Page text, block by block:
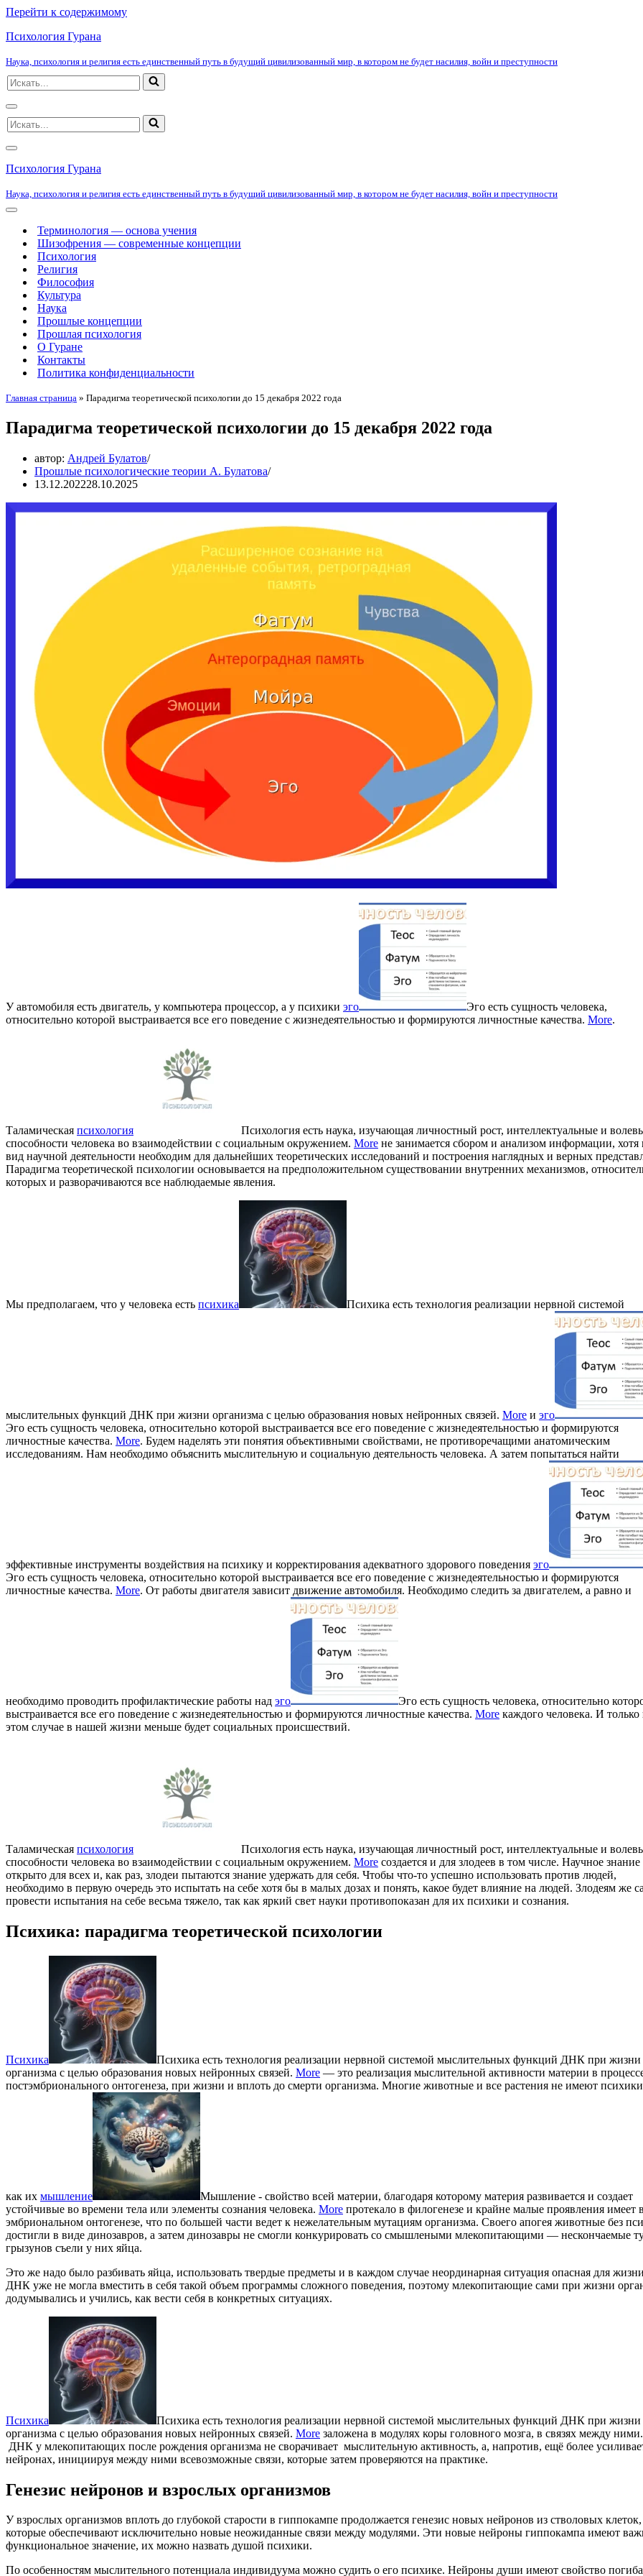
Перейти к содержимому
Психология Гурана
Наука, психология и религия есть единственный путь в будущий цивилизованный мир, в котором не будет насилия, войн и преступности
Искать...
Меню
навигации
Искать...
Меню
навигации
Психология Гурана
Наука, психология и религия есть единственный путь в будущий цивилизованный мир, в котором не будет насилия, войн и преступности
Меню
навигацииТерминология — основа учения
Шизофрения — современные концепции
Психология
Религия
Философия
Культура
Наука
Прошлые концепции
Прошлая психология
О Гуране
Контакты
Политика конфиденциальности
Главная страница » Парадигма теоретической психологии до 15 декабря 2022 года
Парадигма теоретической психологии до 15 декабря 2022 года
автор: Андрей Булатов
Прошлые психологические теории А. Булатова
13.12.202228.10.2025
У автомобиля есть двигатель, у компьютера процессор, а у психики эго
Эго есть сущность человека,
относительно которой выстраивается все его поведение с жизнедеятельностью и формируются личностные качества. More.
Таламическая психология
Психология есть наука, изучающая личностный рост, интеллектуальные и
способности человека во взаимодействии с социальным окружением. More не занимается сбором и анализом информации, хотя
вид научной деятельности необходим для дальнейших теоретических исследований и построения наглядных и верных
Парадигма теоретической психологии основывается на предположительном существовании внутренних механизмов,
которых и разворачиваются все наблюдаемые явления.
Мы предполагаем, что у человека есть психика Психика есть технология реализации нервной системой
мыслительных функций ДНК при жизни организма с целью образования новых нейронных связей. More и эго
Эго есть сущность человека, относительно которой выстраивается все его поведение с жизнедеятельностью и формируются
личностные качества. More. Будем наделять эти понятия объективными свойствами, не противоречащими анатомическим
исследованиям. Нам необходимо объяснить мыслительную и социальную деятельность человека. А затем попытаться найти
эффективные инструменты воздействия на психику и корректирования адекватного здорового поведения эго
Эго есть сущность человека, относительно которой выстраивается все его поведение с жизнедеятельностью и формируются
личностные качества. More. От работы двигателя зависит движение автомобиля. Необходимо следить за двигателем, а равно и
необходимо проводить профилактические работы над эго
Эго есть сущность человека, относительно
выстраивается все его поведение с жизнедеятельностью и формируются личностные качества. More каждого человека. И только
этом случае в нашей жизни меньше будет социальных происшествий.
Таламическая психология
Психология есть наука, изучающая личностный рост, интеллектуальные и
способности человека во взаимодействии с социальным окружением. More создается и для злодеев в том числе. Научное знание
открыто для всех и, как раз, злодеи пытаются знание удержать для себя. Чтобы что-то успешно использовать против людей,
необходимо в первую очередь это испытать на себе хотя бы в малых дозах и понять, какое будет влияние на людей. Злодеям же
провести испытания на себе весьма тяжело, так как яркий свет науки противопоказан для их психики и сознания.
Психика: парадигма теоретической психологии
Психика
Психика есть технология реализации нервной системой мыслительных функций ДНК при жизни
организма с целью образования новых нейронных связей. More — это реализация мыслительной активности материи в
постэмбрионального онтогенеза, при жизни и вплоть до смерти организма. Многие животные и все растения не имеют
как их мышление
Мышление - свойство всей материи, благодаря которому материя развивается и создает
устойчивые во времени тела или элементы сознания человека. More протекало в филогенезе и крайне малые проявления имеет в
эмбриональном онтогенезе, что по большей части ведет к нежелательным мутациям организма. Своего апогея животные без
достигли в виде динозавров, а затем динозавры не смогли конкурировать со смышлеными млекопитающими — нескончаемые
грызунов съели у них яйца.
Это же надо было разбивать яйца, использовать твердые предметы и в каждом случае неординарная ситуация опасная для
ДНК уже не могла вместить в себя такой объем программы сложного поведения, поэтому млекопитающие сами при жизни
додумывались и учились, как вести себя в конкретных ситуациях.
Психика
Психика есть технология реализации нервной системой мыслительных функций ДНК при жизни
организма с целью образования новых нейронных связей. More заложена в модулях коры головного мозга, в связях между ними.
ДНК у млекопитающих после рождения организма не сворачивает мыслительную активность, а, напротив, ещё более
нейронах, инициируя между ними всевозможные связи, которые затем проверяются на практике.
Генезис нейронов и взрослых организмов
У взрослых организмов вплоть до глубокой старости в гиппокампе продолжается генезис новых нейронов из стволовых клеток,
которые обеспечивают исключительно новые неожиданные связи между модулями. Эти новые нейроны гиппокампа имеют
функциональное значение, их можно назвать душой психики.
По особенностям мыслительного потенциала индивидуума можно судить о его психике. Нейроны души имеют свойство